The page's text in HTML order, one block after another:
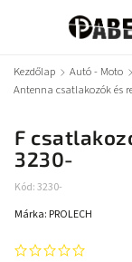
Kezdőlap / Autó - Moto /
Antenna csatlakozók és
F
3230-
Kód:3230-
Márka: PROLECH